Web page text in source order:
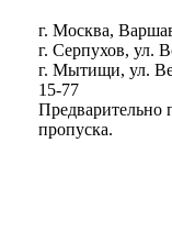
г. Москва,
г. Серпухов, ул.
г. Мытищи, ул.
15-77
Предварительно
пропуска.